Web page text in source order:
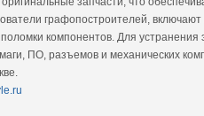
графопостроителей,
компонентов. Для
ПО, разъемов и механических